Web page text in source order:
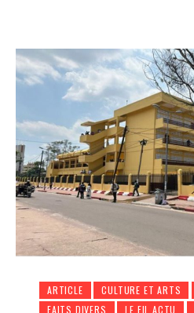
ARTICLE CULTURE ET ARTS
FAITS DIVERS
LE FIL ACTU